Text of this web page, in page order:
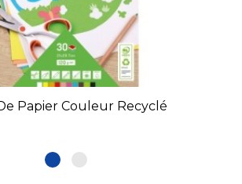
Papier Couleur Recyclé